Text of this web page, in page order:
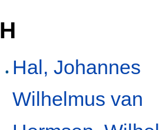
H
Hal, Johannes
Wilhelmus van